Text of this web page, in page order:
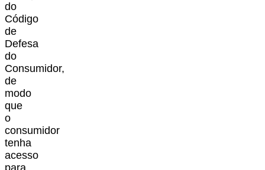
do
Código
de
Defesa
do
Consumidor,
de
modo
que
o
consumidor
tenha
acesso